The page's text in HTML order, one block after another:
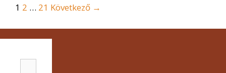
Bejegyzés
1 2 … 21 Következő →